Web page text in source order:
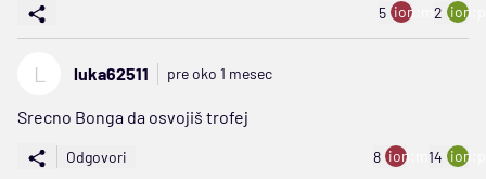
5 ion:minus
2
L luka62511 pre oko 1 mesec
Srecno Bonga da osvojiš trofej
Odgovori 8 ion:minus
14